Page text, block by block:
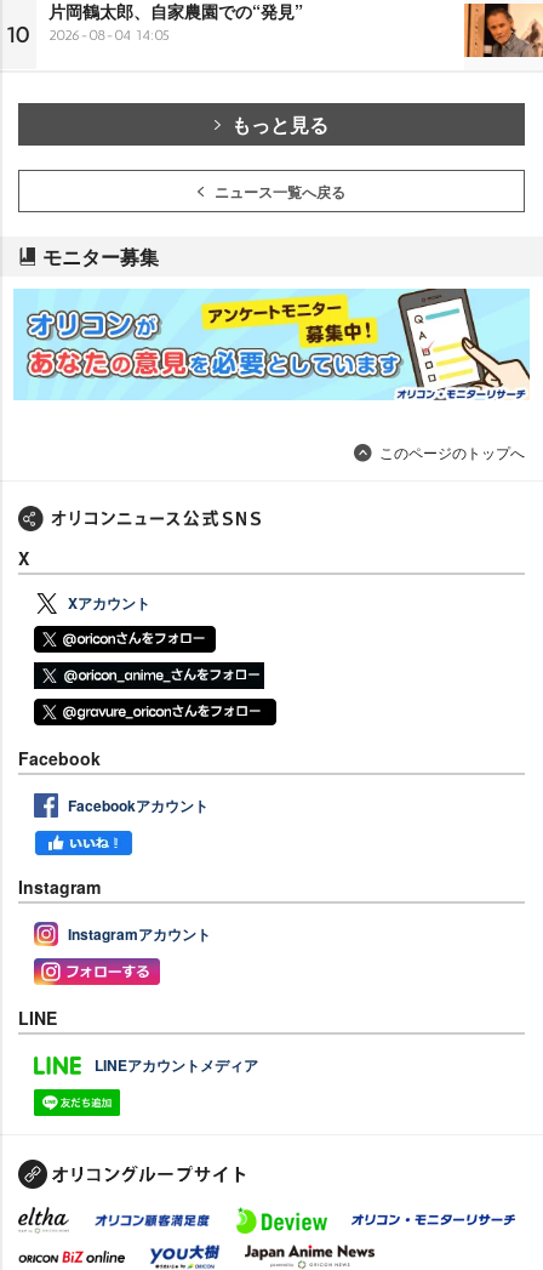
10
片岡鶴太郎、自家農園での“発見”
2026-08-04 14:05
もっと見る
ニュース一覧へ戻る
モニター募集
このページのトップへ
X
Xアカウント
Facebook
Facebookアカウント
Instagram
Instagramアカウント
LINE
LINEアカウントメディア